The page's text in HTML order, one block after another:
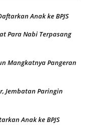
Anak ke BPJS
Para Nabi Terpasang
Mangkatnya Pangeran
Jembatan Paringin
Anak ke BPJS